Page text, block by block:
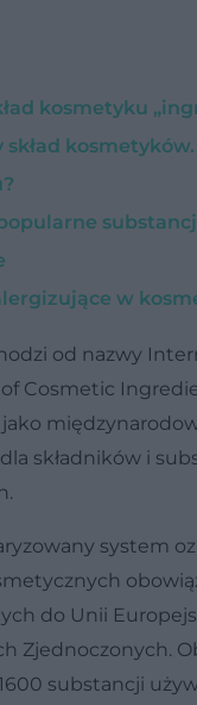
kosmetyku
w
od nazwy
Cosmetic
składników i
system
do Unii
Zjednoczonych.
substancji